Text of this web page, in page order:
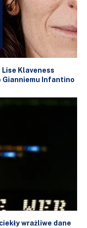
Lise Klaveness
Gianniemu Infantino
wrażliwe dane